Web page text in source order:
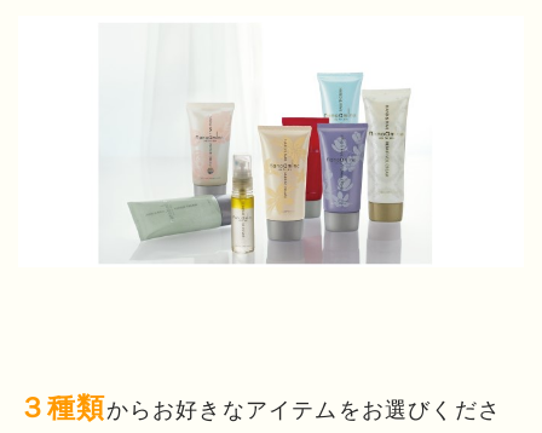
３種類からお好きなアイテムをお選びくださ